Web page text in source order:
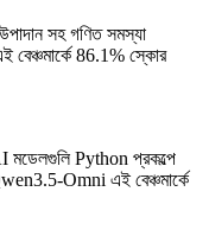
সহ গণিত সমস্যা
86.1% স্কোর
মডেলগুলি Python প্রকল্পে
Omni এই বেঞ্চমার্কে